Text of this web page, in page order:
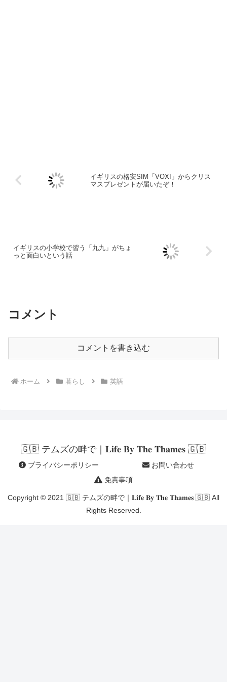
イギリスの格安SIM「VOXI」からクリス
マスプレゼントが届いたぞ！
イギリスの小学校で習う「九九」がちょ
っと面白いという話
コメント
コメントを書き込む
ホーム 暮らし 英語
🇬🇧 テムズの畔で｜𝐋𝐢𝐟𝐞 𝐁𝐲 𝐓𝐡𝐞 𝐓𝐡𝐚𝐦𝐞𝐬 🇬🇧
プライバシーポリシー
お問い合わせ
免責事項
Copyright © 2021 🇬🇧 テムズの畔で｜𝐋𝐢𝐟𝐞 𝐁𝐲 𝐓𝐡𝐞 𝐓𝐡𝐚𝐦𝐞𝐬 🇬🇧 All
Rights Reserved.